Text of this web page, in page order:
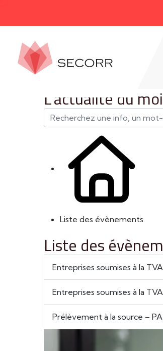
L'actualité du
Liste des évènements
Liste des
Entreprises soumises à la TVA
Entreprises soumises à la TVA
Prélèvement à la source –